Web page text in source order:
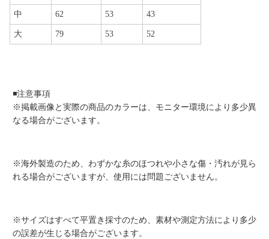
中 62 53 43
大 79 53 52
◾️注意事項
※掲載画像と実際の商品のカラーは、モニター環境により多少異
なる場合がございます。
※海外製造のため、わずかな糸のほつれや小さな傷・汚れが見ら
れる場合がございますが、使用には問題ございません。
※サイズはすべて平置き採寸のため、素材や測定方法により多少
の誤差が生じる場合がございます。